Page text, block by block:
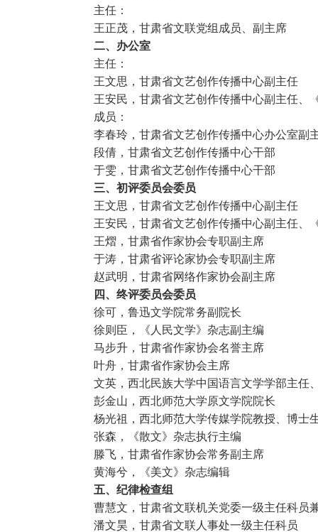
主任：
王正茂，甘肃省文联党组成员、副主席
二、办公室
主任：
王文思，甘肃省文艺创作传播中心副主任
王安民，甘肃省文艺创作传播中心副主任、
成员：
李春玲，甘肃省文艺创作传播中心办公室副
段倩，甘肃省文艺创作传播中心干部
于雯，甘肃省文艺创作传播中心干部
三、初评委员会委员
王文思，甘肃省文艺创作传播中心副主任
王安民，甘肃省文艺创作传播中心副主任、
王熠，甘肃省作家协会专职副主席
于涛，甘肃省评论家协会专职副主席
赵武明，甘肃省网络作家协会副主席
四、终评委员会委员
徐可，鲁迅文学院常务副院长
徐则臣，《人民文学》杂志副主编
马步升，甘肃省作家协会名誉主席
叶舟，甘肃省作家协会主席
文英，西北民族大学中国语言文学学部主任
彭金山，西北师范大学原文学院院长
杨光祖，西北师范大学传媒学院教授、博士
张森，《散文》杂志执行主编
滕飞，甘肃省作家协会常务副主席
黄海兮，《美文》杂志编辑
五、纪律检查组
曹慧文，甘肃省文联机关党委一级主任科员
潘文昊，甘肃省文联人事处一级主任科员